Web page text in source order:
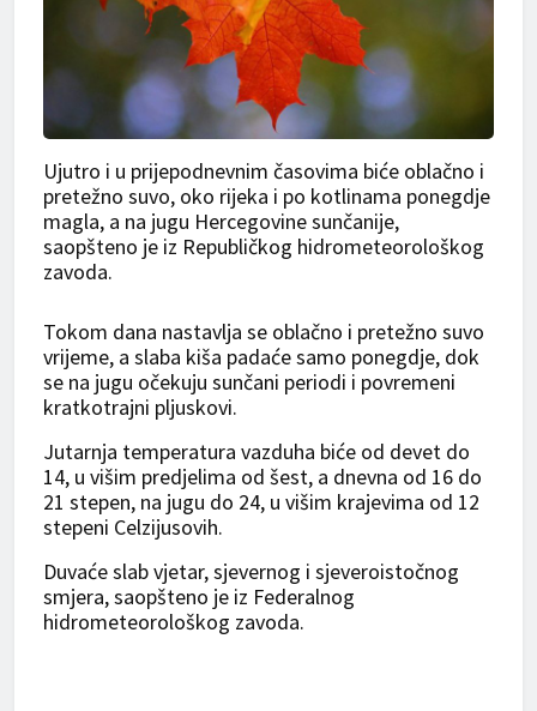
Ujutro i u prijepodnevnim časovima biće oblačno i
pretežno suvo, oko rijeka i po kotlinama ponegdje
magla, a na jugu Hercegovine sunčanije,
saopšteno je iz Republičkog hidrometeorološkog
zavoda.
Tokom dana nastavlja se oblačno i pretežno suvo
vrijeme, a slaba kiša padaće samo ponegdje, dok
se na jugu očekuju sunčani periodi i povremeni
kratkotrajni pljuskovi.
Jutarnja temperatura vazduha biće od devet do
14, u višim predjelima od šest, a dnevna od 16 do
21 stepen, na jugu do 24, u višim krajevima od 12
stepeni Celzijusovih.
Duvaće slab vjetar, sjevernog i sjeveroistočnog
smjera, saopšteno je iz Federalnog
hidrometeorološkog zavoda.